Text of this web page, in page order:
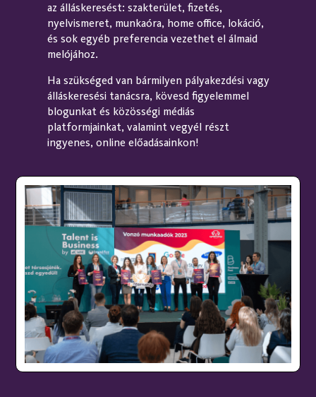
Fogadnak EU-n kívüli munkavállalókat.
Elvárás a magyar nyelvtudás.
Tapasztalat:
Gyakornoki munka
Pályakezdő munka
az álláskeresést: szakterület, fizetés,
nyelvismeret, munkaóra, home office, lokáció,
és sok egyéb preferencia vezethet el álmaid
melójához.
Ha szükséged van bármilyen pályakezdési vagy
álláskeresési tanácsra, kövesd figyelemmel
blogunkat és közösségi médiás
platformjainkat, valamint vegyél részt
ingyenes, online előadásainkon!